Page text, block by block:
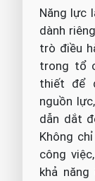
Năng lực
dành
trò điều
trong tổ
thiết để
nguồn
dẫn dắt
Không
công
khả